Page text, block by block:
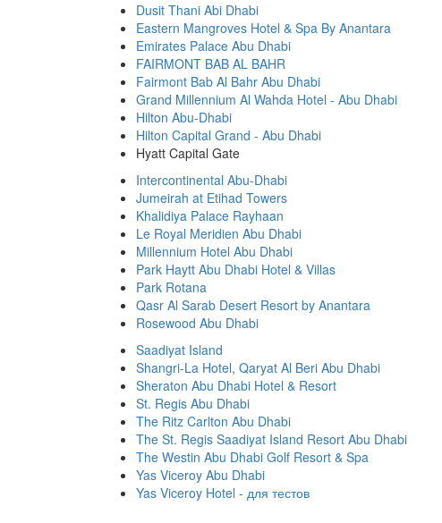
Dusit Thani Abi Dhabi
Eastern Mangroves Hotel & Spa By Anantara
Emirates Palace Abu Dhabi
FAIRMONT BAB AL BAHR
Fairmont Bab Al Bahr Abu Dhabi
Grand Millennium Al Wahda Hotel - Abu Dhabi
Hilton Abu-Dhabi
Hilton Capital Grand - Abu Dhabi
Hyatt Capital Gate
Intercontinental Abu-Dhabi
Jumeirah at Etihad Towers
Khalidiya Palace Rayhaan
Le Royal Meridien Abu Dhabi
Millennium Hotel Abu Dhabi
Park Haytt Abu Dhabi Hotel & Villas
Park Rotana
Qasr Al Sarab Desert Resort by Anantara
Rosewood Abu Dhabi
Saadiyat Island
Shangri-La Hotel, Qaryat Al Beri Abu Dhabi
Sheraton Abu Dhabi Hotel & Resort
St. Regis Abu Dhabi
The Ritz Carlton Abu Dhabi
The St. Regis Saadiyat Island Resort Abu Dhabi
The Westin Abu Dhabi Golf Resort & Spa
Yas Viceroy Abu Dhabi
Yas Viceroy Hotel - для тестов